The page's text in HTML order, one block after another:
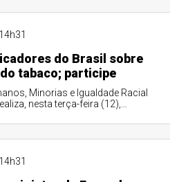
do Brasil sobre
tabaco; participe
Minorias e Igualdade Racial
nesta terça-feira (12),